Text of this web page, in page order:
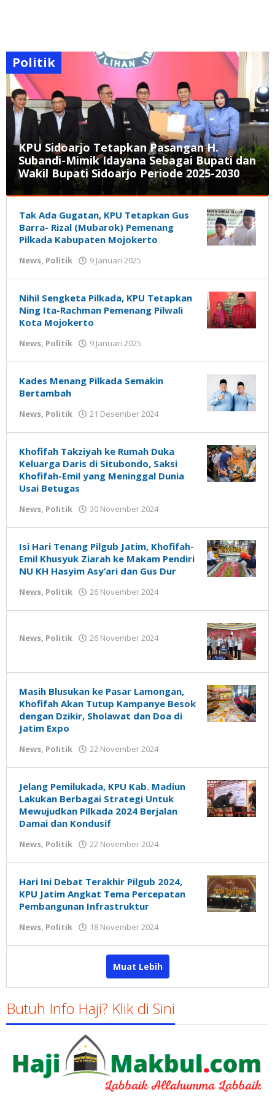
KPU Sidoarjo Tetapkan Pasangan H.
Subandi-Mimik Idayana Sebagai Bupati dan
Wakil Bupati Sidoarjo Periode 2025-2030
Politik
2025
Nilna
Niswah
Politik
Tak Ada Gugatan, KPU Tetapkan Gus
Barra- Rizal (Mubarok) Pemenang
Pilkada Kabupaten Mojokerto
News, Politik 9 Januari 2025
Niswah
Nihil Sengketa Pilkada, KPU Tetapkan
Ning Ita-Rachman Pemenang Pilwali
Kota Mojokerto
News, Politik 9 Januari 2025
Niswah
Kades Menang Pilkada Semakin
Bertambah
News, Politik 21 Desember 2024
Susanto
Khofifah Takziyah ke Rumah Duka
Keluarga Daris di Situbondo, Saksi
Khofifah-Emil yang Meninggal Dunia
Usai Betugas
News, Politik 30 November 2024
Susanto
Isi Hari Tenang Pilgub Jatim, Khofifah-
Emil Khusyuk Ziarah ke Makam Pendiri
NU KH Hasyim Asy’ari dan Gus Dur
News, Politik 26 November 2024
Susanto
News, Politik 26 November 2024
Masih Blusukan ke Pasar Lamongan,
Khofifah Akan Tutup Kampanye Besok
dengan Dzikir, Sholawat dan Doa di
Jatim Expo
News, Politik 22 November 2024
Susanto
Jelang Pemilukada, KPU Kab. Madiun
Lakukan Berbagai Strategi Untuk
Mewujudkan Pilkada 2024 Berjalan
Damai dan Kondusif
News, Politik 22 November 2024
Susanto
Hari Ini Debat Terakhir Pilgub 2024,
KPU Jatim Angkat Tema Percepatan
Pembangunan Infrastruktur
News, Politik 18 November 2024
Susanto
Muat Lebih
Butuh Info Haji? Klik di Sini